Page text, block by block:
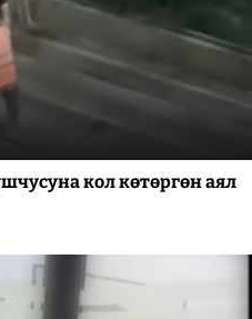
кол көтөргөн аял